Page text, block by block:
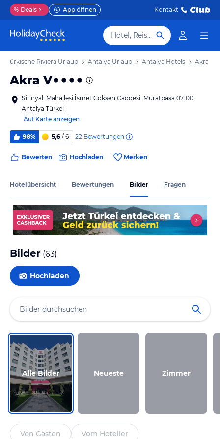
% Deals App öffnen Kontakt
Hotel, Reiseziel
Türkische Riviera Urlaub Antalya Urlaub Antalya Hotels Akra V
Akra V
Şirinyalı Mahallesi İsmet Gökşen Caddesi, Muratpaşa 07100
Antalya Türkei
Auf Karte anzeigen
98% 5,6 / 6 22 Bewertungen
Bewerten Hochladen Merken
Hotelübersicht Bewertungen Bilder Fragen
Bilder (63)
Hochladen
Alle Bilder Neueste Zimmer
Von Gästen Vom Hotelier